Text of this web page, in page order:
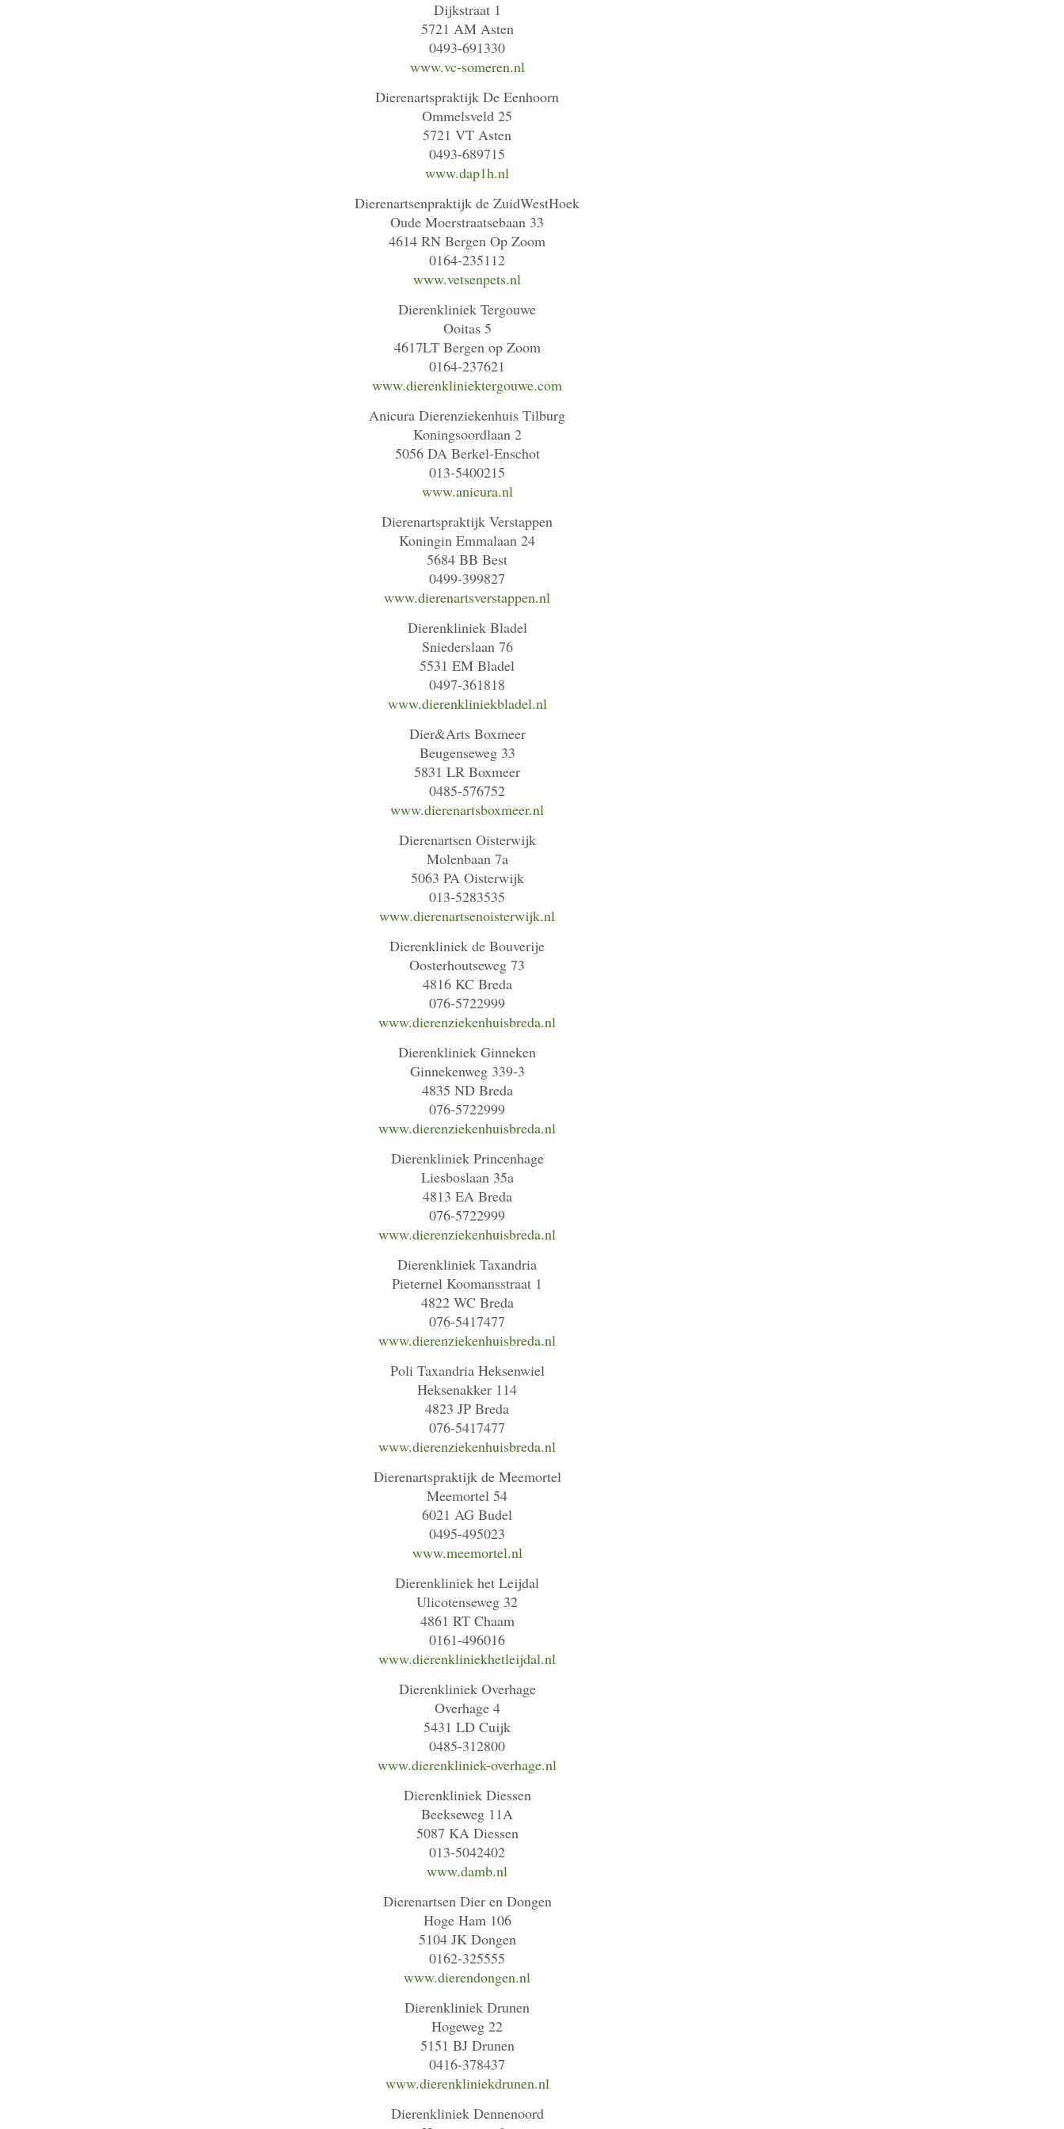
Dijkstraat 1
5721 AM Asten
0493-691330
www.vc-someren.nl
Dierenartspraktijk De Eenhoorn
Ommelsveld 25
5721 VT Asten
0493-689715
www.dap1h.nl
Dierenartsenpraktijk de ZuidWestHoek
Oude Moerstraatsebaan 33
4614 RN Bergen Op Zoom
0164-235112
www.vetsenpets.nl
Dierenkliniek Tergouwe
Ooitas 5
4617LT Bergen op Zoom
0164-237621
www.dierenkliniektergouwe.com
Anicura Dierenziekenhuis Tilburg
Koningsoordlaan 2
5056 DA Berkel-Enschot
013-5400215
www.anicura.nl
Dierenartspraktijk Verstappen
Koningin Emmalaan 24
5684 BB Best
0499-399827
www.dierenartsverstappen.nl
Dierenkliniek Bladel
Sniederslaan 76
5531 EM Bladel
0497-361818
www.dierenkliniekbladel.nl
Dier&Arts Boxmeer
Beugenseweg 33
5831 LR Boxmeer
0485-576752
www.dierenartsboxmeer.nl
Dierenartsen Oisterwijk
Molenbaan 7a
5063 PA Oisterwijk
013-5283535
www.dierenartsenoisterwijk.nl
Dierenkliniek de Bouverije
Oosterhoutseweg 73
4816 KC Breda
076-5722999
www.dierenziekenhuisbreda.nl
Dierenkliniek Ginneken
Ginnekenweg 339-3
4835 ND Breda
076-5722999
www.dierenziekenhuisbreda.nl
Dierenkliniek Princenhage
Liesboslaan 35a
4813 EA Breda
076-5722999
www.dierenziekenhuisbreda.nl
Dierenkliniek Taxandria
Pieternel Koomansstraat 1
4822 WC Breda
076-5417477
www.dierenziekenhuisbreda.nl
Poli Taxandria Heksenwiel
Heksenakker 114
4823 JP Breda
076-5417477
www.dierenziekenhuisbreda.nl
Dierenartspraktijk de Meemortel
Meemortel 54
6021 AG Budel
0495-495023
www.meemortel.nl
Dierenkliniek het Leijdal
Ulicotenseweg 32
4861 RT Chaam
0161-496016
www.dierenkliniekhetleijdal.nl
Dierenkliniek Overhage
Overhage 4
5431 LD Cuijk
0485-312800
www.dierenkliniek-overhage.nl
Dierenkliniek Diessen
Beekseweg 11A
5087 KA Diessen
013-5042402
www.damb.nl
Dierenartsen Dier en Dongen
Hoge Ham 106
5104 JK Dongen
0162-325555
www.dierendongen.nl
Dierenkliniek Drunen
Hogeweg 22
5151 BJ Drunen
0416-378437
www.dierenkliniekdrunen.nl
Dierenkliniek Dennenoord